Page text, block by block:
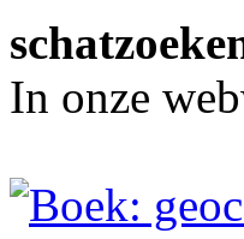
In onze